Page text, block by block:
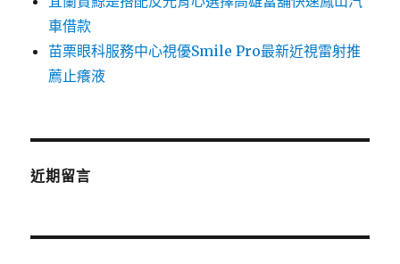
車借款
苗栗眼科服務中心視優Smile Pro最新近視雷射推
薦止癢液
近期留言